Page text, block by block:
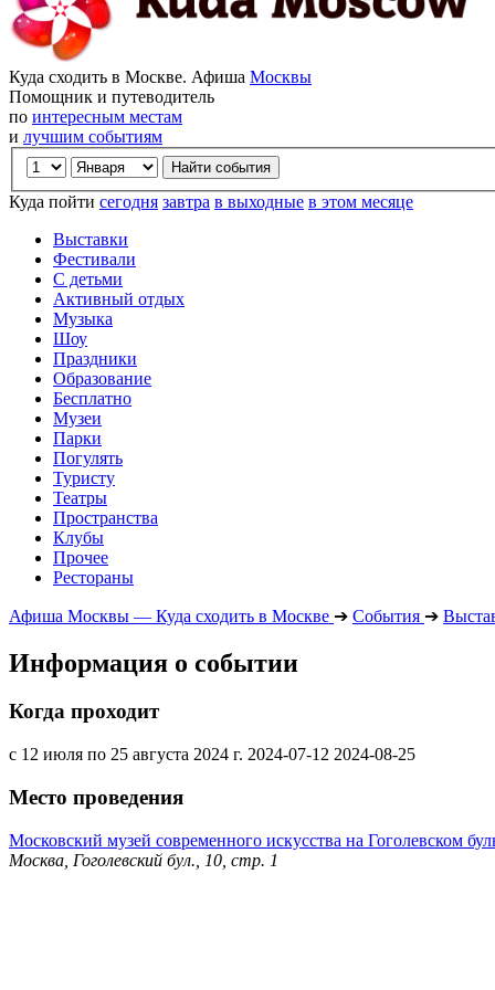
Куда сходить в Москве. Афиша Москвы
Помощник и путеводитель
по интересным местам
и лучшим событиям
Куда пойти сегодня завтра в выходные в этом месяце
Выставки
Фестивали
С детьми
Активный отдых
Музыка
Шоу
Праздники
Образование
Бесплатно
Музеи
Парки
Погулять
Туристу
Театры
Пространства
Клубы
Прочее
Рестораны
Афиша Москвы — Куда сходить в Москве ➔ События ➔
Информация о событии
Когда проходит
с 12 июля по 25 августа 2024 г. 2024-07-12 2024-08-25
Место проведения
Московский музей современного искусства на Гоголевском
Москва, Гоголевский бул., 10, стр. 1